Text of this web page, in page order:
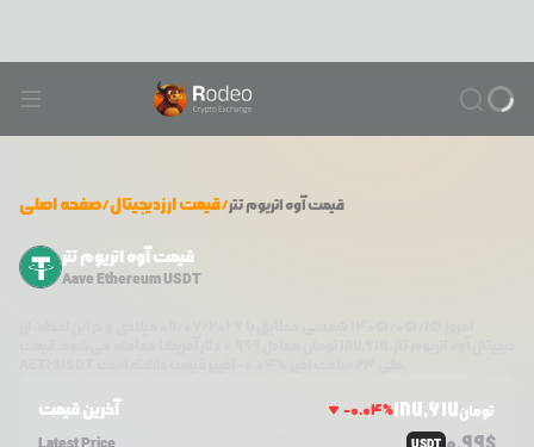
صفحه اصلی/قیمت ارزدیجیتال/ قیمتآوه اتریوم تتر
قیمت آوه اتریوم تتر
Aave Ethereum USDT
آخرین قیمت -0.04%187,617تومان